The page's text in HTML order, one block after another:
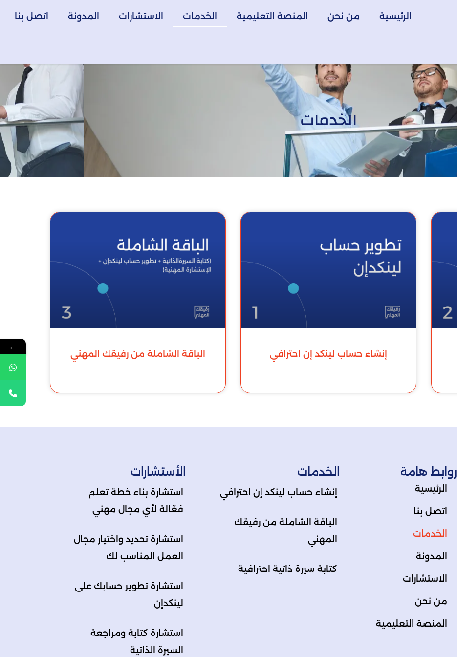
الرئيسية من نحن المنصة التعليمية الخدمات الاستشارات المدونة اتصل بنا
الخدمات
إنشاء حساب لينكد إن احترافي الباقة الشاملة من رفيقك المهني
روابط هامة
الرئيسية
اتصل بنا
الخدمات
المدونة
الاستشارات
من نحن
المنصة التعليمية
الخدمات
إنشاء حساب لينكد إن احترافي
الباقة الشاملة من رفيقك
المهني
كتابة سيرة ذاتية احترافية
الأستشارات
استشارة بناء خطة تعلم
فعّالة لأي مجال مهني
استشارة تحديد واختيار مجال
العمل المناسب لك
استشارة تطوير حسابك على
لينكدإن
استشارة كتابة ومراجعة
السيرة الذاتية
←